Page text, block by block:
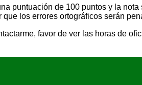
puntuación de 100 puntos y la
que los errores ortográficos serán
favor de ver las horas de